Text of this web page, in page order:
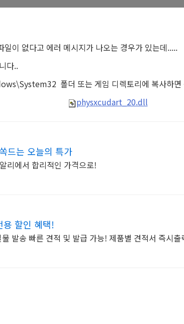
이 없다고 에러 메시지가 나오는 경우가 있는데.....
다..
폴더 또는 게임 디렉토리에 복사하면
physxcudart_20.dll
드는 오늘의 특가
리에서 합리적인 가격으로!
할인 혜택!
발송 빠른 견적 및 발급 가능! 제품별 견적서 즉시